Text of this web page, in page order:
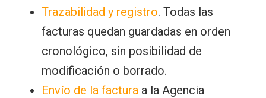
Trazabilidad y registro. Todas las
facturas quedan guardadas en orden
cronológico, sin posibilidad de
modificación o borrado.
Envío de la factura a la Agencia